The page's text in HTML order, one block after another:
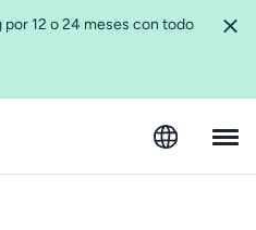
12 o 24 meses con todo